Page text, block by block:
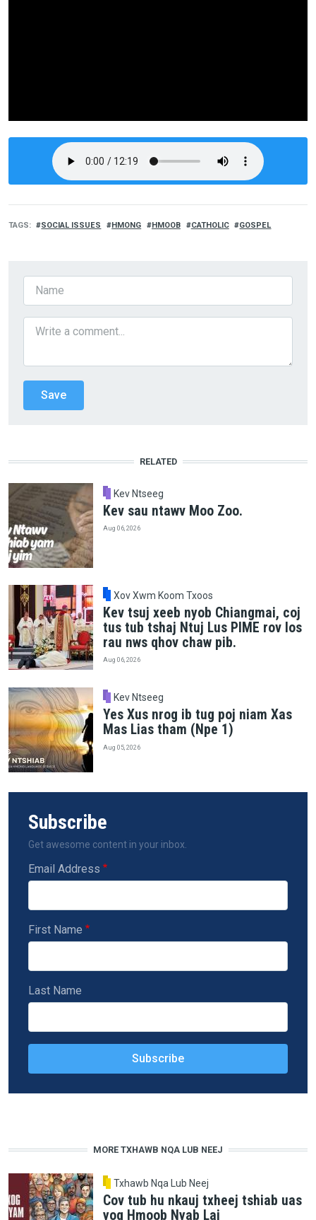
TAGS SOCIAL ISSUES HMONG HMOOB CATHOLIC GOSPEL
RELATED
Kev Ntseeg
Kev sau ntawv Moo Zoo.
Aug 06, 2026
Xov Xwm Koom Txoos
Kev tsuj xeeb nyob Chiangmai, coj
tus tub tshaj Ntuj Lus PIME rov los
rau nws qhov chaw pib.
Aug 06, 2026
Kev Ntseeg
Yes Xus nrog ib tug poj niam Xas
Mas Lias tham (Npe 1)
Aug 05, 2026
Subscribe
Get awesome content in your inbox.
Email Address
First Name
Last Name
MORE TXHAWB NQA LUB NEEJ
Txhawb Nqa Lub Neej
Cov tub hu nkauj txheej tshiab uas
yog Hmoob Nyab Laj